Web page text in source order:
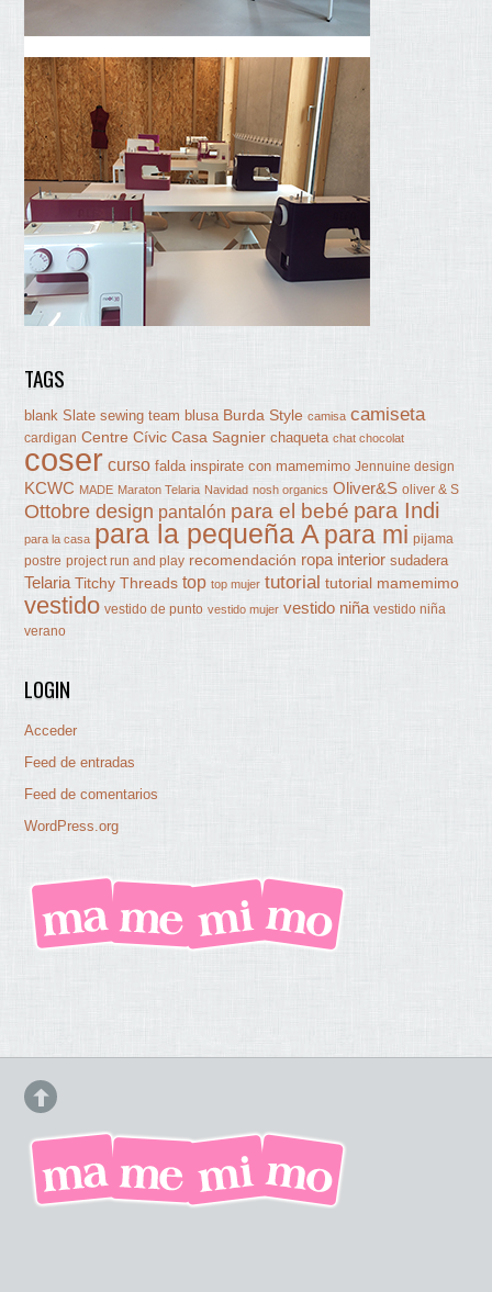
TAGS
blank Slate sewing team blusa Burda Style camisa camiseta
cardigan Centre Cívic Casa Sagnier chaqueta chat chocolat
coser curso falda inspirate con mamemimo Jennuine design
KCWC MADE Maraton Telaria Navidad nosh organics Oliver&S oliver & S
Ottobre design pantalón para el bebé para Indi
para la casa para la pequeña A para mi pijama
postre project run and play recomendación ropa interior sudadera
Telaria Titchy Threads top top mujer tutorial tutorial mamemimo
vestido vestido de punto vestido mujer vestido niña vestido niña
verano
LOGIN
Acceder
Feed de entradas
Feed de comentarios
WordPress.org